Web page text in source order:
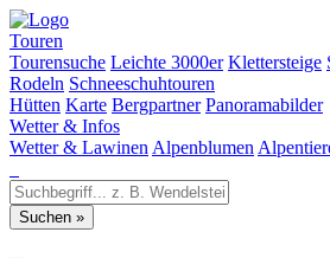
Touren
Tourensuche Leichte 3000er Klettersteige
Rodeln Schneeschuhtouren
Hütten Karte Bergpartner Panoramabilder
Wetter & Infos
Wetter & Lawinen Alpenblumen